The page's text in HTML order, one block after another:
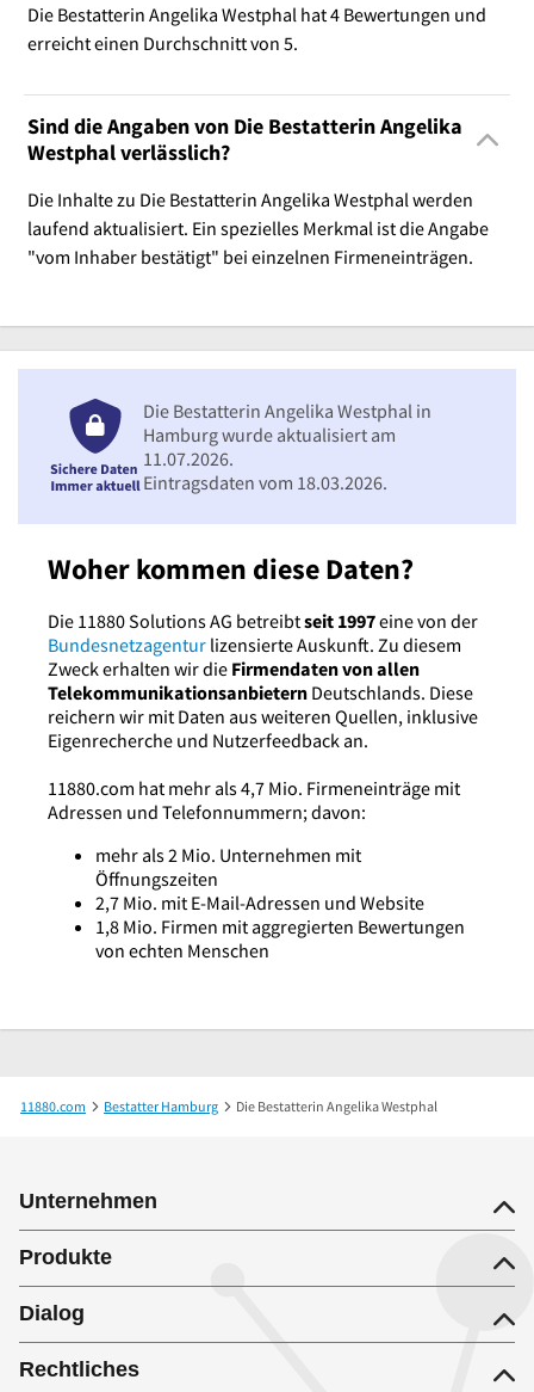
Die Bestatterin Angelika Westphal hat 4 Bewertungen und
erreicht einen Durchschnitt von 5.
Sind die Angaben von Die Bestatterin Angelika
Westphal verlässlich?
Die Inhalte zu Die Bestatterin Angelika Westphal werden
laufend aktualisiert. Ein spezielles Merkmal ist die Angabe
"vom Inhaber bestätigt" bei einzelnen Firmeneinträgen.
Woher kommen diese Daten?
Die 11880 Solutions AG betreibtseit 1997eine von der
Bundesnetzagentur lizensierte Auskunft. Zu diesem
Zweck erhalten wir die Firmendaten von allen
Telekommunikationsanbietern Deutschlands. Diese
reichern wir mit Daten aus weiteren Quellen, inklusive
Eigenrecherche und Nutzerfeedback an.
11880.com hat mehr als 4,7 Mio. Firmeneinträge mit
Adressen und Telefonnummern; davon:
mehr als 2 Mio. Unternehmen mit
Öffnungszeiten
2,7 Mio. mit E-Mail-Adressen und Website
1,8 Mio. Firmen mit aggregierten Bewertungen
von echten Menschen
Die Bestatterin Angelika Westphal in
Hamburg wurde aktualisiert am
11.07.2026.
Eintragsdaten vom 18.03.2026.
11880.com Bestatter Hamburg Die Bestatterin Angelika Westphal
Unternehmen
Produkte
Dialog
Rechtliches